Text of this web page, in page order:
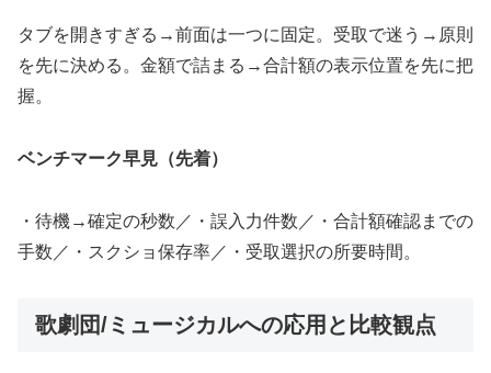
タブを開きすぎる→前面は一つに固定。受取で迷う→原則
を先に決める。金額で詰まる→合計額の表示位置を先に把
握。
ベンチマーク早見（先着）
・待機→確定の秒数／・誤入力件数／・合計額確認までの
手数／・スクショ保存率／・受取選択の所要時間。
歌劇団/ミュージカルへの応用と比較観点